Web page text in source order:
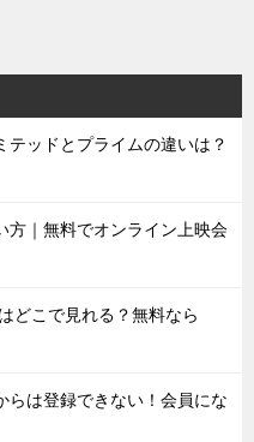
ッドとプライムの違いは？
方｜無料でオンライン上映会
どこで見れる？無料なら
らは登録できない！会員にな